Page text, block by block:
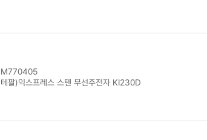
M770405
테팔)익스프레스 스텐 무선주전자 KI230D